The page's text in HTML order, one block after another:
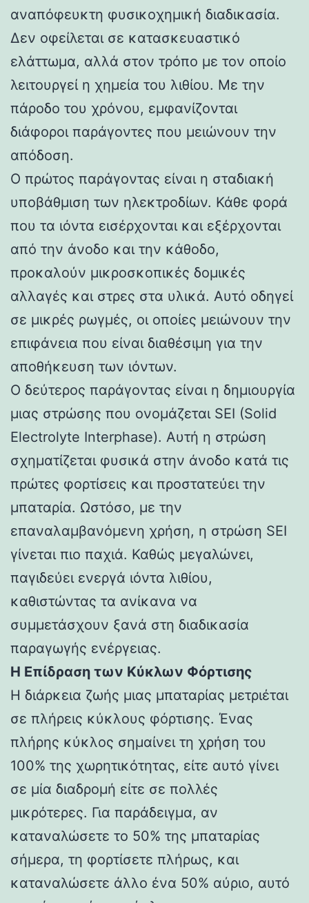
αναπόφευκτη φυσικοχημική διαδικασία.
Δεν οφείλεται σε κατασκευαστικό
ελάττωμα, αλλά στον τρόπο με τον οποίο
λειτουργεί η χημεία του λιθίου. Με την
πάροδο του χρόνου, εμφανίζονται
διάφοροι παράγοντες που μειώνουν την
απόδοση.
Ο πρώτος παράγοντας είναι η σταδιακή
υποβάθμιση των ηλεκτροδίων. Κάθε φορά
που τα ιόντα εισέρχονται και εξέρχονται
από την άνοδο και την κάθοδο,
προκαλούν μικροσκοπικές δομικές
αλλαγές και στρες στα υλικά. Αυτό οδηγεί
σε μικρές ρωγμές, οι οποίες μειώνουν την
επιφάνεια που είναι διαθέσιμη για την
αποθήκευση των ιόντων.
Ο δεύτερος παράγοντας είναι η δημιουργία
μιας στρώσης που ονομάζεται SEI (Solid
Electrolyte Interphase). Αυτή η στρώση
σχηματίζεται φυσικά στην άνοδο κατά τις
πρώτες φορτίσεις και προστατεύει την
μπαταρία. Ωστόσο, με την
επαναλαμβανόμενη χρήση, η στρώση SEI
γίνεται πιο παχιά. Καθώς μεγαλώνει,
παγιδεύει ενεργά ιόντα λιθίου,
καθιστώντας τα ανίκανα να
συμμετάσχουν ξανά στη διαδικασία
παραγωγής ενέργειας.
Η Επίδραση των Κύκλων Φόρτισης
Η διάρκεια ζωής μιας μπαταρίας μετριέται
σε πλήρεις κύκλους φόρτισης. Ένας
πλήρης κύκλος σημαίνει τη χρήση του
100% της χωρητικότητας, είτε αυτό γίνει
σε μία διαδρομή είτε σε πολλές
μικρότερες. Για παράδειγμα, αν
καταναλώσετε το 50% της μπαταρίας
σήμερα, τη φορτίσετε πλήρως, και
καταναλώσετε άλλο ένα 50% αύριο, αυτό